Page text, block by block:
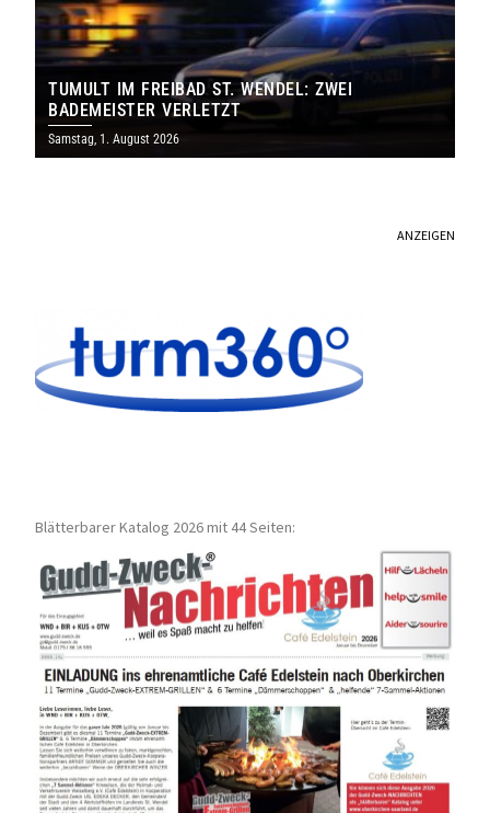
TUMULT IM FREIBAD ST. WENDEL: ZWEI
BADEMEISTER VERLETZT
Samstag, 1. August 2026
ANZEIGEN
Blätterbarer Katalog 2026 mit 44 Seiten: